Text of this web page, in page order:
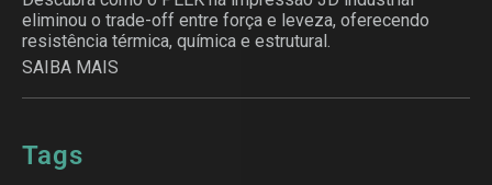
eliminou o trade-off entre força e leveza, oferecendo
resistência térmica, química e estrutural.
SAIBA MAIS
Tags